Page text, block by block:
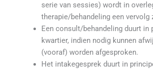
serie van sessies) wordt in
therapie/behandeling een vervolg
Een consult/behandeling duurt in
kwartier, indien nodig kunnen
(vooraf) worden afgesproken.
Het intakegesprek duurt in